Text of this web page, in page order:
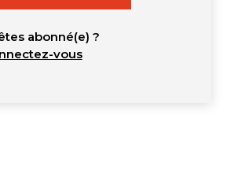
abonné(e) ?
vous